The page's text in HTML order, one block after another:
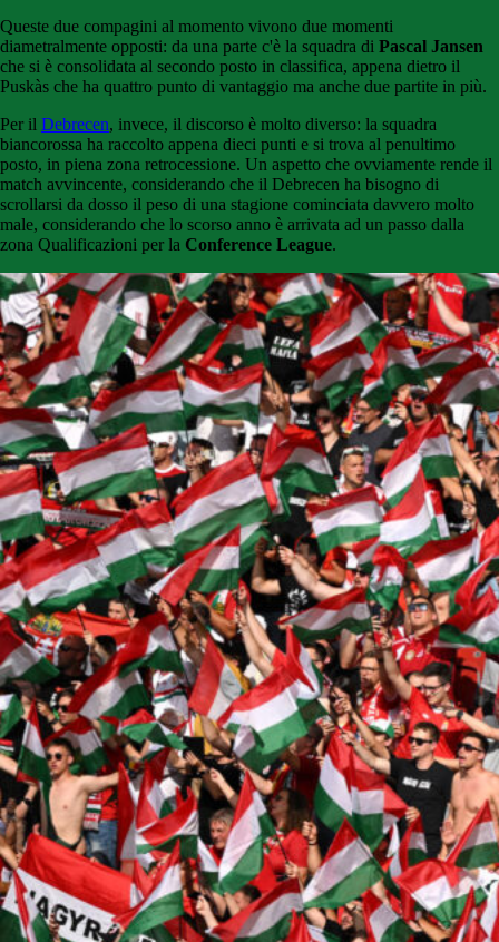
Queste due compagini al momento vivono due momenti
diametralmente opposti: da una parte c'è la squadra di Pascal Jansen
che si è consolidata al secondo posto in classifica, appena dietro il
Puskàs che ha quattro punto di vantaggio ma anche due partite in più.
Per il Debrecen, invece, il discorso è molto diverso: la squadra
biancorossa ha raccolto appena dieci punti e si trova al penultimo
posto, in piena zona retrocessione. Un aspetto che ovviamente rende il
match avvincente, considerando che il Debrecen ha bisogno di
scrollarsi da dosso il peso di una stagione cominciata davvero molto
male, considerando che lo scorso anno è arrivata ad un passo dalla
zona Qualificazioni per la Conference League.